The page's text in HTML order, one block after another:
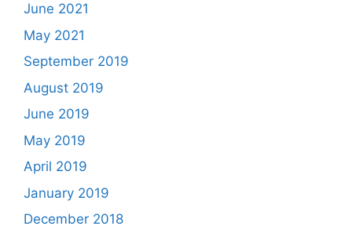
June 2021
May 2021
September 2019
August 2019
June 2019
May 2019
April 2019
January 2019
December 2018